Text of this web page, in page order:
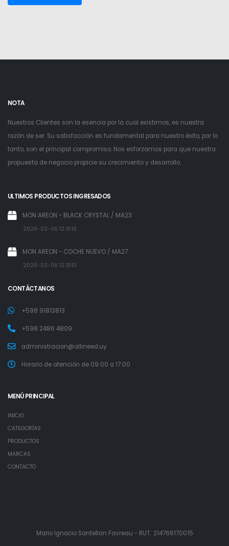
NOTA
Nuestros Clientes son la esencia por la cual existimos, es nuestra
razón de ser. Su satisfacción es fundamental para nuestro éxito, por lo
tanto, son el principal compromiso. Nos esforzamos para que nuestra
propuesta de negocio propicie su crecimiento y desarrollo.
ULTIMOS PRODUCTOS INGRESADOS
MON AREON - BLACK CRYSTAL / MA23
2026-02-06 12:31:10
MON AREON - COCHE NUEVO / MA27
2026-02-06 12:31:10
CONTÁCTANOS
+598 91813813
+598 2486 4809
administracion@allineed.uy
Horario de atención de 09:00 a 17:00
MENÚ PRINCIPAL
INICIO
CATEGORÍAS
PRODUCTOS
MARCAS
CONTACTO
Mario Ignacio Santellan Favreau - RUT: 214766170015